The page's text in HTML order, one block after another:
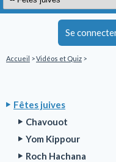
Se
Accueil >Vidéos et Quiz >
Fêtes juives
Chavouot
Yom Kippour
Roch Hachana